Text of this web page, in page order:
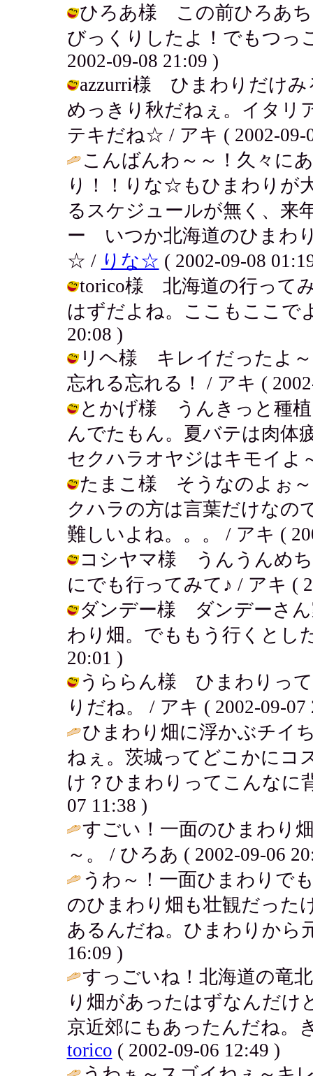
ひろあ様 この前ひろあち
びっくりしたよ！でもつっ
2002-09-08 21:09 )
azzurri様 ひまわりだけみ
めっきり秋だねぇ。イタリ
テキだね☆ / アキ ( 2002-09-
こんばんわ～～！久々に
り！！りな☆もひまわりが
るスケジュールが無く、来
ー いつか北海道のひまわ
☆ / りな☆ ( 2002-09-08
torico様 北海道の行って
はずだよね。ここもここで
20:08 )
リヘ様 キレイだったよ～
忘れる忘れる！ / アキ (
とかげ様 うんきっと種植
んでたもん。夏バテは肉体
セクハラオヤジはキモイよ
たまこ様 そうなのよぉ～
クハラの方は言葉だけなの
難しいよね。。。 / アキ (
コシヤマ様 うんうんめち
にでも行ってみて♪ / アキ (
ダンデー様 ダンデーさん
わり畑。でももう行くとし
20:01 )
うららん様 ひまわりって
りだね。 / アキ ( 2002-09-07
ひまわり畑に浮かぶチイ
ねぇ。茨城ってどこかにコ
け？ひまわりってこんなに
07 11:38 )
すごい！一面のひまわり
～。 / ひろあ ( 2002-09-06
うわ～！一面ひまわりで
のひまわり畑も壮観だった
あるんだね。ひまわりから
16:09 )
すっごいね！北海道の竜
り畑があったはずなんだけ
京近郊にもあったんだね。
torico ( 2002-09-06 12:49 )